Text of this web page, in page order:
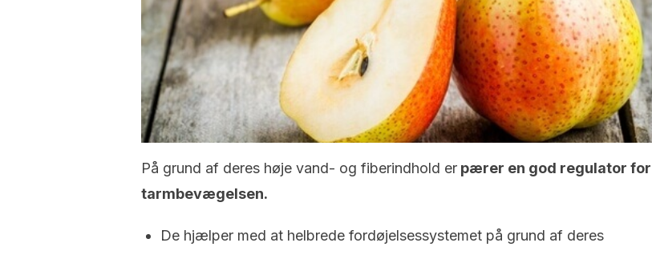
På grund af deres høje vand- og fiberindhold er pærer en god regulator for
tarmbevægelsen.
De hjælper med at helbrede fordøjelsessystemet på grund af deres